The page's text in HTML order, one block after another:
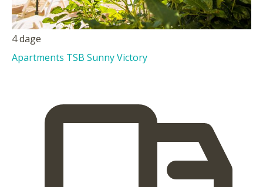
4 dage
Apartments TSB Sunny Victory